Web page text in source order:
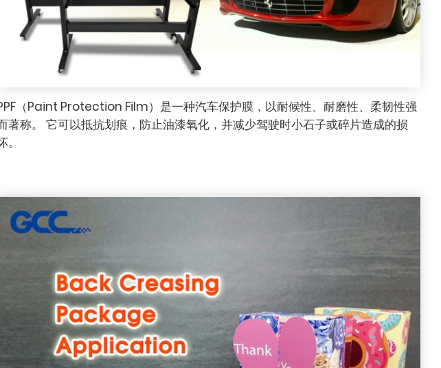
（Paint Protection Film）是一种汽车保护膜，以耐候性、耐磨性、柔韧性强
著称。 它可以抵抗划痕，防止油漆氧化，并减少驾驶时小石子或碎片造成的损
。